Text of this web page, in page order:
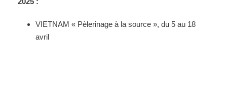
VIETNAM « Pèlerinage à la source », du 5 au 18
avril